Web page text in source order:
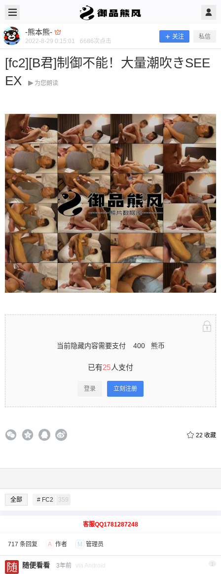
-熊本熊-
2022-8-29 0:15:01 6686次点击
关注 私信
[fc2][B君]制御不能！大量潮吹きSEE
EX
为您朗读
当前隐藏内容需要支付 400 熊币
已有25人支付
登录 立刻注册
22 收藏
全部 # FC2 359
-熊本熊- @ 御品熊风 2022/8/29
[fc2][B君]制御不能！大量潮吹きSEEE
X
当前隐藏内容需要支付400熊币 已有25人支付 登录
立刻注册 0 收藏
客服QQ1781287248
717 条回复 A 作者 M 管理员
随便看看 3年前 via Android 1